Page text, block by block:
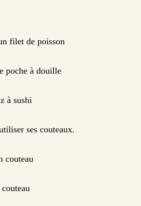
filet de poisson
poche à douille
à sushi
ses couteaux.
couteau